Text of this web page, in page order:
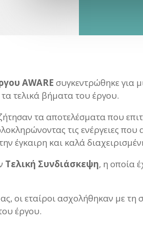
AWARE συγκεντρώθηκε για
τελικά βήματα του έργου.
τα αποτελέσματα που
τις ενέργειες
έγκαιρη και καλά
Τελική Συνδιάσκεψη, η οποία
οι εταίροι ασχολήθηκαν με τη
έργου.